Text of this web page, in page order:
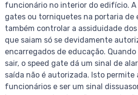
funcionário no interior do edifício. A
gates ou torniquetes na portaria de
também controlar a assiduidade
que saiam só se devidamente
encarregados de educação.
sair, o speed gate dá um sinal de
saída não é autorizada. Isto permite
funcionários e ser um sinal